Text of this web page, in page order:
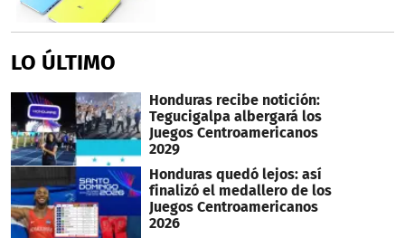
LO ÚLTIMO
Honduras recibe notición:
Tegucigalpa albergará los
Juegos Centroamericanos
2029
Honduras quedó lejos: así
finalizó el medallero de los
Juegos Centroamericanos
2026